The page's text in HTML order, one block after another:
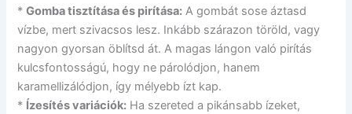
*Gomba tisztítása és pirítása: A gombát sose áztasd
vízbe, mert szivacsos lesz. Inkább szárazon töröld, vagy
nagyon gyorsan öblítsd át. A magas lángon való pirítás
kulcsfontosságú, hogy ne párolódjon, hanem
karamellizálódjon, így mélyebb ízt kap.
* Ízesítés variációk: Ha szereted a pikánsabb ízeket,